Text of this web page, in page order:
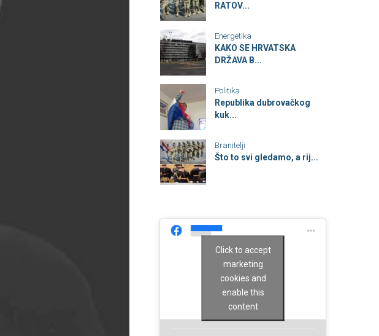
RATOV...
Energetika
KAKO SE HRVATSKA
DRŽAVA B...
Politika
Republika dubrovačkog
kuk...
Branitelji
Što to svi gledamo, a rij...
Click to accept
marketing
cookies and
enable this
content